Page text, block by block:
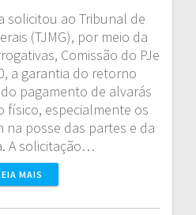
solicitou ao Tribunal de
(TJMG), por meio da
Comissão do PJe
a garantia do retorno
pagamento de alvarás
físico, especialmente os
na posse das partes e da
A solicitação…
MAIS